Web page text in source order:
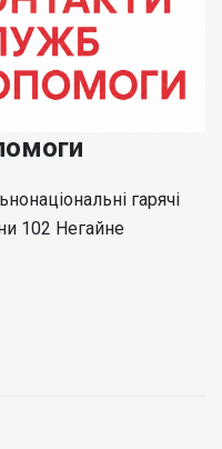
гарячі
102 Негайне